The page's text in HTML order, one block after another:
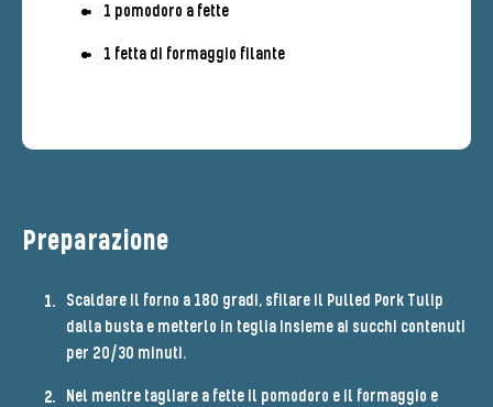
1 pomodoro a fette
1 fetta di formaggio filante
Preparazione
Scaldare il forno a 180 gradi, sfilare il Pulled Pork Tulip
dalla busta e metterlo in teglia insieme ai succhi contenuti
per 20/30 minuti.
Nel mentre tagliare a fette il pomodoro e il formaggio e